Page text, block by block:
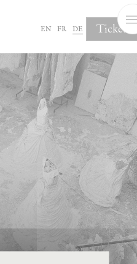
en fr de Tickets